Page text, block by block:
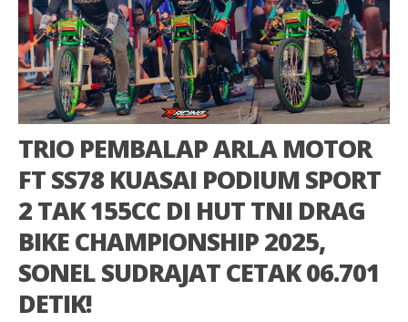
TRIO PEMBALAP ARLA MOTOR
FT SS78 KUASAI PODIUM SPORT
2 TAK 155CC DI HUT TNI DRAG
BIKE CHAMPIONSHIP 2025,
SONEL SUDRAJAT CETAK 06.701
DETIK!